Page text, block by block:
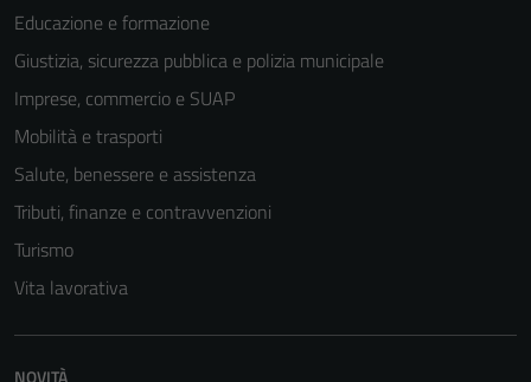
Educazione e formazione
Giustizia, sicurezza pubblica e polizia municipale
Imprese, commercio e SUAP
Mobilità e trasporti
Salute, benessere e assistenza
Tributi, finanze e contravvenzioni
Turismo
Vita lavorativa
NOVITÀ
essere